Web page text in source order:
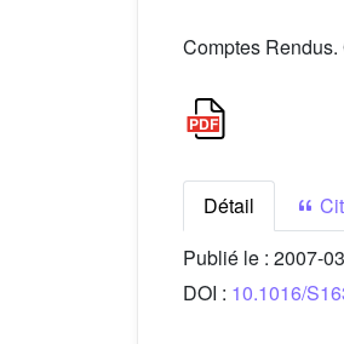
Comptes
Détail
Publié le : 2007-
DOI : 10.1016/